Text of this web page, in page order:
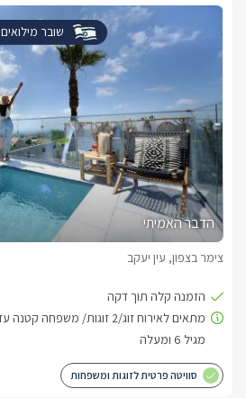
שובר מילואים
הדבר האמיתי
צימר בצפון, עין יעקב
סוויטה פרטית לזוגות ומשפחות